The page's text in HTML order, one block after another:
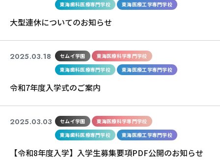
東海歯科医療専門学校
東海医療工学専門学校
大型連休についてのお知らせ
2025.03.18 セムイ学園
東海医療科学専門学校
東海歯科医療専門学校
東海医療工学専門学校
令和7年度入学式のご案内
2025.03.03 セムイ学園
東海医療科学専門学校
東海歯科医療専門学校
東海医療工学専門学校
【令和8年度入学】入学生募集要項PDF公開のお知らせ